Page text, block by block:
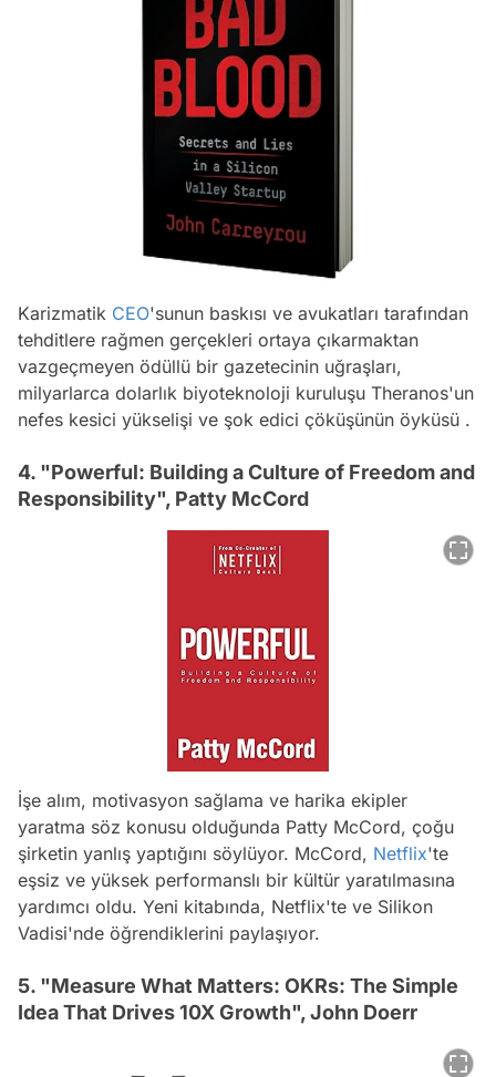
Karizmatik CEO'sunun baskısı ve avukatları tarafından
tehditlere rağmen gerçekleri ortaya çıkarmaktan
vazgeçmeyen ödüllü bir gazetecinin uğraşları,
milyarlarca dolarlık biyoteknoloji kuruluşu Theranos'un
nefes kesici yükselişi ve şok edici çöküşünün öyküsü .
4. "Powerful: Building a Culture of Freedom and
Responsibility", Patty McCord
İşe alım, motivasyon sağlama ve harika ekipler
yaratma söz konusu olduğunda Patty McCord, çoğu
şirketin yanlış yaptığını söylüyor. McCord, Netflix'te
eşsiz ve yüksek performanslı bir kültür yaratılmasına
yardımcı oldu. Yeni kitabında, Netflix'te ve Silikon
Vadisi'nde öğrendiklerini paylaşıyor.
5. "Measure What Matters: OKRs: The Simple
Idea That Drives 10X Growth", John Doerr